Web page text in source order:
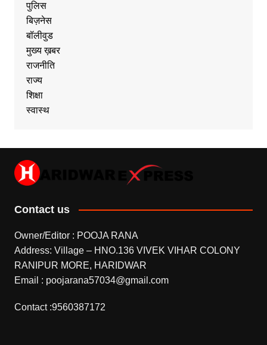
पुलिस
बिज़नेस
बॉलीवुड
मुख्य ख़बर
राजनीति
राज्य
शिक्षा
स्वास्थ
Contact us
Owner/Editor : POOJA RANA
Address: Village – HNO.136 VIVEK VIHAR COLONY
RANIPUR MORE, HARIDWAR
Email : poojarana57034@gmail.com
Contact :9560387172